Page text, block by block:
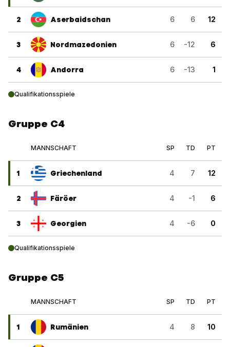
2 Aserbaidschan 6 6 12
3 Nordmazedonien 6 -12 6
4 Andorra 6 -13 1
Qualifikationsspiele
Gruppe C4
MANNSCHAFT SP TD PT
1 Griechenland 4 7 12
2 Färöer 4 -1 6
3 Georgien 4 -6 0
Qualifikationsspiele
Gruppe C5
MANNSCHAFT SP TD PT
1 Rumänien 4 8 10